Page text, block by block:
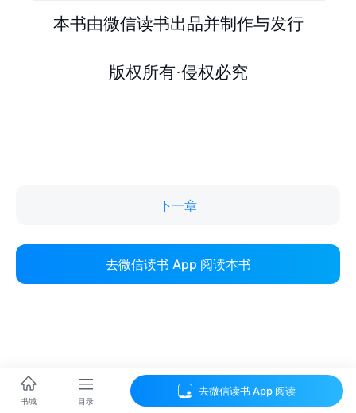
下一章
去微信读书 App 阅读本书
书城 目录
去微信读书 App 阅读